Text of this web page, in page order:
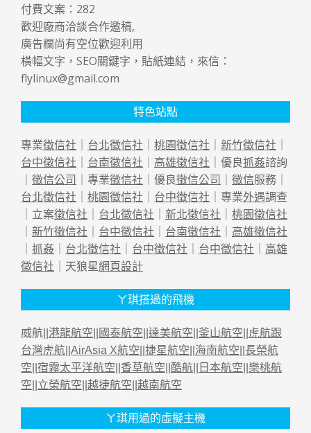
付費文案： 282
歡迎廠商洽談合作邀稿,
廣告欄尚有空位歡迎利用
橫幅文字，SEO關鍵字，貼紙連結，來信：
flylinux@gmail.com
特色站點
專業徵信社 ｜ 台北徵信社 ｜ 桃園徵信社 ｜ 新竹徵信社 ｜
台中徵信社 ｜ 台南徵信社 ｜ 高雄徵信社 ｜優良抓姦諮詢
｜ 徵信公司 ｜專業徵信社 ｜優良徵信公司 ｜ 徵信服務｜
台北徵信社 ｜ 桃園徵信社 ｜ 台中徵信社 ｜專業外遇調查
｜立案徵信社 ｜ 台北徵信社 ｜ 新北徵信社 ｜ 桃園徵信社
｜ 新竹徵信社 ｜ 台中徵信社 ｜ 台南徵信社 ｜ 高雄徵信社
｜ 抓姦 ｜ 台北徵信社 ｜ 台中徵信社 ｜ 台中徵信社 ｜ 高雄
徵信社 ｜天狼星網頁設計
ㄚ琪搭過的飛機
威航|| 港龍航空 國泰航空 達美航空 釜山航空
虎航跟
台灣虎航 AirAsia X航空 捷星航空 海南航空 長榮航
空 宿霧太平洋航空 香草航空 酷航 日本航空 樂桃航
空 立榮航空 越捷航空 越南航空
ㄚ琪用過的虛擬主機